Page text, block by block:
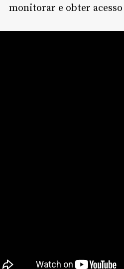
monitorar e obter